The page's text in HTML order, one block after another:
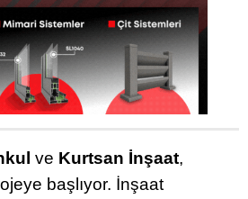
ve Kurtsan İnşaat,
başlıyor. İnşaat